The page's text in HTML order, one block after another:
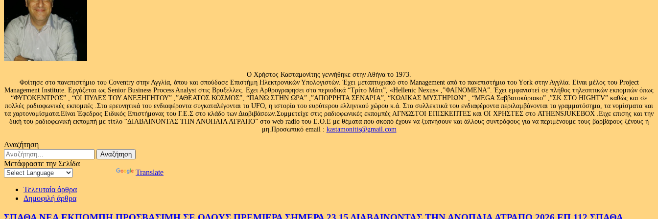
Ο Χρήστος Κασταμονίτης γεννήθηκε στην Αθήνα το 1973.
Φοίτησε στο πανεπιστήμιο του Coventry στην Αγγλία, όπου και σπούδασε Επιστήμη Ηλεκτρονικών Υπολογιστών. Έχει μεταπτυχιακό στο Management από το πανεπιστήμιο του Υork στην Αγγλία. Είναι μέλος του Project
Management Institute. Εργάζεται ως Senior Business Process Analyst στις Βρυξελλες. Εχει Αρθρογραφησει στα περιοδικά “Τρίτο Μάτι”, «Hellenic Nexus» ,”ΦΑΙΝΟΜΕΝΑ”. Έχει εμφανιστεί σε πλήθος τηλεοπτικών εκπομπών όπως
“ΦΥΓΟΚΕΝΤΡΟΣ” , “ΟΙ ΠΥΛΕΣ ΤΟΥ ΑΝΕΞΗΓΗΤΟΥ” ,”ΑΘΕΑΤΟΣ ΚΟΣΜΟΣ”, “ΠΑΝΩ ΣΤΗΝ ΩΡΑ” ,”ΑΠΟΡΡΗΤΑ ΣΕΝΑΡΙΑ”, “ΚΩΔΙΚΑΣ ΜΥΣΤΗΡΙΩΝ” , “MEGA Σαββατοκύριακο” ,”ΣΚ ΣΤΟ HIGHTV” καθώς και σε
πολλές ραδιοφωνικές εκπομπές .Στα ερευνητικά του ενδιαφέροντα συγκαταλέγονται τα UFO, η ιστορία του ευρύτερου ελληνικού χώρου κ.ά. Στα συλλεκτικά του ενδιαφέροντα περιλαμβάνονται τα γραμματόσημα, τα νομίσματα και
τα χαρτονομίσματα.Είναι Έφεδρος Ειδικός Επιστήμονας του Γ.Ε.Σ στο κλάδο των Διαβιβάσεων.Συμμετείχε στις ραδιοφωνικές εκπομπές ΑΓΝΩΣΤΟΙ ΕΠΙΣΚΕΠΤΕΣ και ΟΙ ΧΡΗΣΤΕΣ στο ATHENSJUKEBOX .Ειχε επισης και την
δική του ραδιοφωνική εκπομπή με τίτλο “ΔΙΑΒΑΙΝΟΝΤΑΣ ΤΗΝ ΑΝΟΠΑΙΑ ΑΤΡΑΠΟ” στο web radio του Ε.Ο.Ε με θέματα που σκοπό έχουν να ξυπνήσουν και άλλους συντρόφους για να περιμένουμε τους βαρβάρους ξένους ή
μη.Προσωπικό email : kastamonitis@gmail.com
Αναζήτηση
Αναζήτηση
για:
Μετάφραστε την Σελίδα
Translate
Τελευταία άρθρα
Δημοφιλή άρθρα